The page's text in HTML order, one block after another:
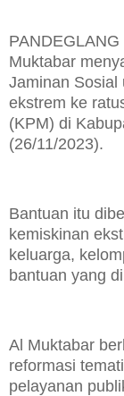
Muktabar
Jaminan Sosial
ekstrem ke
(KPM) di
(26/11/2023).
Bantuan itu
kemiskinan
keluarga,
bantuan yang
Al Muktabar
reformasi
pelayanan